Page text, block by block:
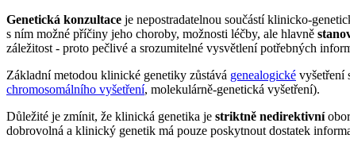
Genetická konzultace je nepostradatelnou součástí klinicko-
s ním možné příčiny jeho choroby, možnosti léčby, ale hlavně
záležitost - proto pečlivé a srozumitelné vysvětlení potřebných
Základní metodou klinické genetiky zůstává genealogické vyšetření
chromosomálního vyšetření, molekulárně-genetická vyšetření).
Důležité je zmínit, že klinická genetika je striktně nedirektivní
dobrovolná a klinický genetik má pouze poskytnout dostatek